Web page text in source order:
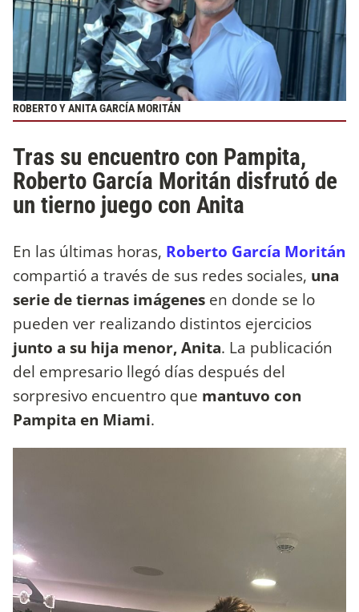
ROBERTO Y ANITA GARCÍA MORITÁN
Tras su encuentro con Pampita,
Roberto García Moritán disfrutó de
un tierno juego con Anita
En las últimas horas, Roberto García Moritán
compartió a través de sus redes sociales, una
serie de tiernas imágenes en donde se lo
pueden ver realizando distintos ejercicios
junto a su hija menor, Anita. La publicación
del empresario llegó días después del
sorpresivo encuentro que mantuvo con
Pampita en Miami.